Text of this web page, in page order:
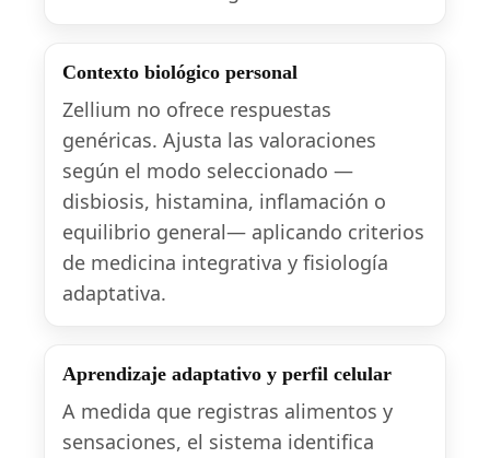
Contexto biológico personal
Zellium no ofrece respuestas
genéricas. Ajusta las valoraciones
según el modo seleccionado —
disbiosis, histamina, inflamación o
equilibrio general— aplicando criterios
de medicina integrativa y fisiología
adaptativa.
Aprendizaje adaptativo y perfil celular
A medida que registras alimentos y
sensaciones, el sistema identifica